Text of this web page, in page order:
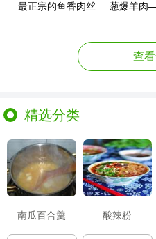
最正宗的鱼香肉丝
查
精选分类
南瓜百合羹 酸辣粉